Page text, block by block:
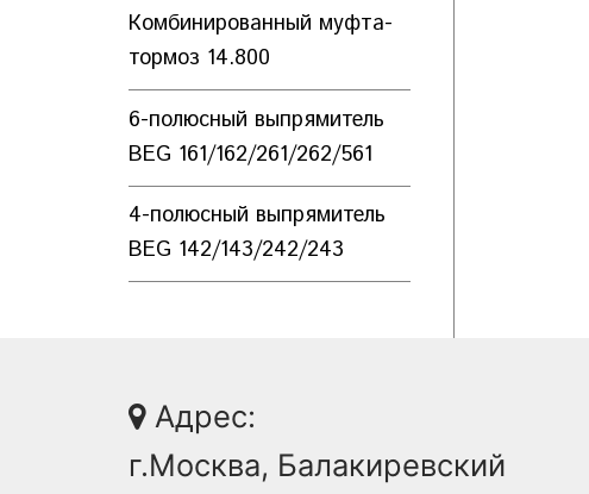
Комбинированный муфта-
тормоз 14.800
6-полюсный выпрямитель
BEG 161/162/261/262/561
4-полюсный выпрямитель
BEG 142/143/242/243
Адрес:
г.Москва, Балакиревский